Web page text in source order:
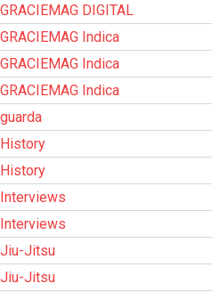
GRACIEMAG DIGITAL
GRACIEMAG Indica
GRACIEMAG Indica
GRACIEMAG Indica
guarda
History
History
Interviews
Interviews
Jiu-Jitsu
Jiu-Jitsu